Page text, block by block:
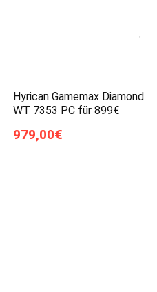
Hyrican Gamemax Diamond
WT 7353 PC für 899€
979,00€